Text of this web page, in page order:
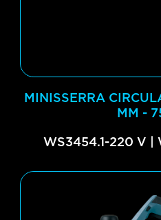
MINISSERRA
MM -
WS3454.1-220 V |